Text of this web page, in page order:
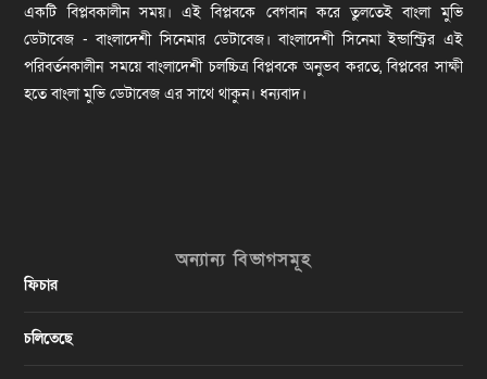
একটি বিপ্লবকালীন সময়। এই বিপ্লবকে বেগবান করে তুলতেই বাংলা মুভি
ডেটাবেজ - বাংলাদেশী সিনেমার ডেটাবেজ। বাংলাদেশী সিনেমা ইন্ডাস্ট্রির এই
পরিবর্তনকালীন সময়ে বাংলাদেশী চলচ্চিত্র বিপ্লবকে অনুভব করতে, বিপ্লবের সাক্ষী
হতে বাংলা মুভি ডেটাবেজ এর সাথে থাকুন। ধন্যবাদ।
অন্যান্য বিভাগসমূহ
ফিচার
চলিতেছে